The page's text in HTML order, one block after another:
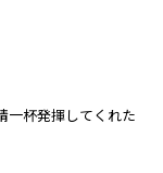
一杯発揮してくれた